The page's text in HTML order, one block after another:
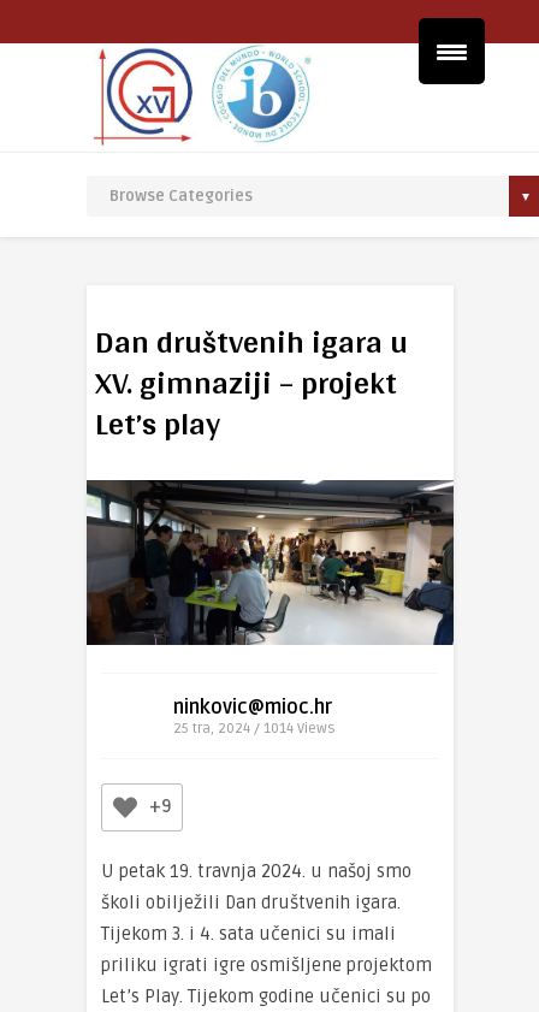
Dan društvenih igara u
XV. gimnaziji – projekt
Let’s play
ninkovic@mioc.hr
25 tra, 2024 / 1014 Views
+9
U petak 19. travnja 2024. u našoj smo
školi obilježili Dan društvenih igara.
Tijekom 3. i 4. sata učenici su imali
priliku igrati igre osmišljene projektom
Let’s Play. Tijekom godine učenici su po